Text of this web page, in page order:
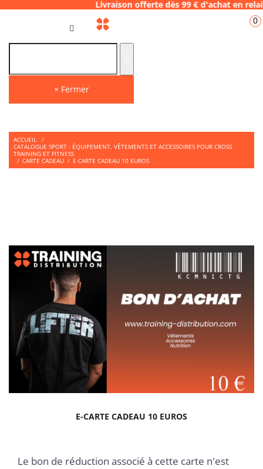
Livraison offerte dès 99 € d'achat
× Fermer
0
ACCUEIL
/
CATALOGUE SPORT : ÉQUIPEMENT, VÊTEMENTS ET ACCESSOIRES POUR CROSS
TRAINING ET FITNESS
/ CARTE CADEAU / E-CARTE CADEAU 10 EUROS
E-CARTE CADEAU 10 EUROS
Le bon de réduction associé à cette carte n'est